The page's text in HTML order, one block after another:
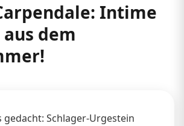
Intime
dem
gedacht: Schlager-Urgestein